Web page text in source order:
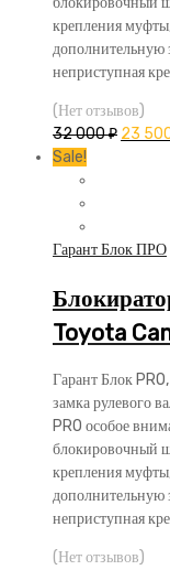
крепления
дополнительную
неприступная
(Нет отзывов)
32 000₽ 23
Sale!
Гарант Блок ПРО
Toyota
Гарант Блок
замка рулевого
PRO особое
блокировочный
крепления
дополнительную
неприступная
(Нет отзывов)